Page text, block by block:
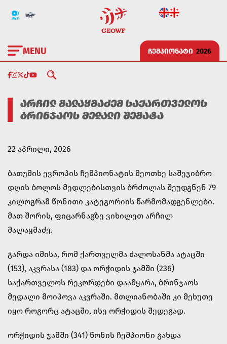
MENU ᲩᲔᲛᲞᲘᲝᲜᲐᲢᲘ 2026
ᲐᲠᲩᲘᲚ ᲛᲐᲚᲐᲧᲛᲐᲫᲔᲛ ᲡᲐᲥᲐᲠᲗᲕᲔᲚᲝᲡ
ᲑᲠᲘᲜᲯᲐᲝᲡ ᲛᲔᲓᲐᲚᲘ ᲨᲔᲛᲐᲢᲐ
22 აპრილი, 2026
ბათუმის ევროპის ჩემპიონატის მეოთხე საშეჯიბრო
დღის ბოლოს მედლებისთვის ბრძოლას შეუდგნენ 79
კილოგრამ წონითი კატეგორიის წარმომადგენლები.
მათ შორის, ფიცარნაგზე ვიხილეთ არჩილ
მალაყმაძე.
გარდა იმისა, რომ ქართველმა ძალოსანმა ატაცში
(153), აკვრასა (183) და ორჭიდის ჯამში (236)
საქართველოს რეკორდები დაამყარა, ბრინჯაოს
მედალი მოიპოვა აკვრაში. მთლიანობაში კი მეხუთე
იყო როგორც ატაცში, ისე ორჭიდის შედეგად.
ორჭიდის ჯამში (341) წონის ჩემპიონი გახდა